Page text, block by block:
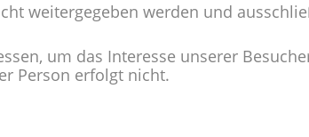
weitergegeben werden und
um das Interesse unserer
Person erfolgt nicht.